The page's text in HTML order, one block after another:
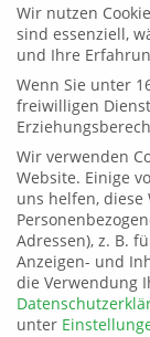
Patch Beanie
10,80€
Wir nutzen
sind essenziell,
und Ihre
Wenn Sie unter
freiwilligen
Wir verwenden
Website. Einige
uns helfen,
Adressen), z. B.
Anzeigen- und
die Verwendung
unter